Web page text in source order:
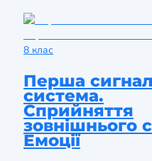
8 клас
Перша
система.
Сприйняття
зовнішнього
Емоції